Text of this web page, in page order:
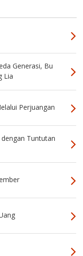
Generasi, Bu
Lia
Perjuangan
Tuntutan